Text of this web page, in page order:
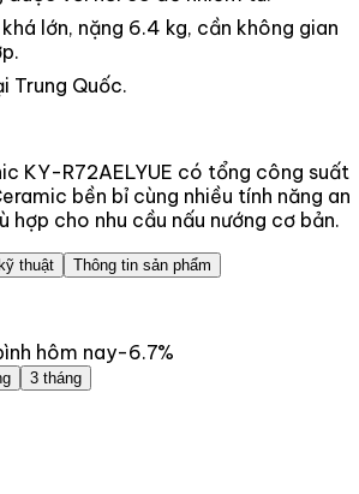
lớn, nặng 6.4 kg, cần không gian
Trung Quốc.
KY-R72AELYUE có tổng công suất
bền bỉ cùng nhiều tính năng an
hợp cho nhu cầu nấu nướng cơ bản.
thuật Thông tin sản phẩm
hôm nay-6.7%
3 tháng